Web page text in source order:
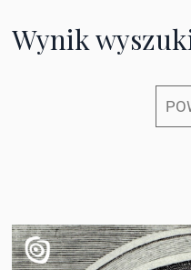
Wynik